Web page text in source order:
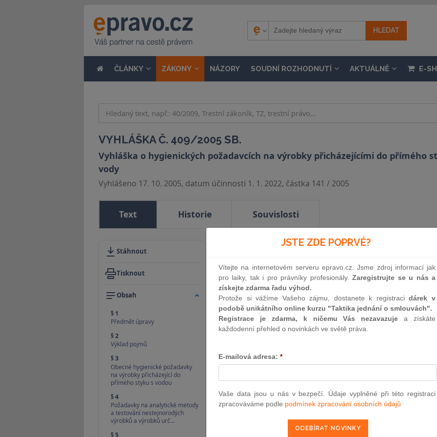
ČLÁNKY ZÁKONY NÁZORY SOUDNÍ ROZHODNUTÍ AKTUÁLNĚ E-
VYHLÁŠKA Č. 409/2005 SB.
Vyhláška o hygienických požadavcích na výrobky přicházejícími do přímého
vody
Vyhlášeno 17. 10. 2005, datum účinnosti 1. 1. 2022, částka 141 / 2005
Text Historie Souvislosti
Stáhnout
Tisknout
Obsah
§ 1
Předmět úpravy
§ 2
Výklad pojmů
§ 3
Obecné hygienické požadavky
na výrobky přicházející do
přímého styku s vodou
§ 4
Požadavky na analytické metody
a testování nestejnorodých
výrobků a výrobků urč…
§ 5
VYHLÁŠKA
ze dne 30. září 2005
o hygienických požadavcích na výrobky
§ 108
258/2000 Sb., o ochraně veřejného zdraví a o
zákona č. 320/
§ 5 odst. 1, 2,5 až 9
JSTE ZDE POPRVÉ?
Vítejte na internetovém serveru epravo.cz. Jsme zdroj informací jak
pro laiky, tak i pro právníky profesionály.Zaregistrujte se u nás a
získejte zdarma řadu výhod.
Protože si vážíme Vašeho zájmu, dostanete k registracidárek v
podobě unikátního online kurzu "Taktika jednání o smlouvách".
Registrace je zdarma, k ničemu Vás nezavazuje a získáte
každodenní přehled o novinkách ve světě práva.
E-mailová adresa: *
Vaše data jsou u nás v bezpečí. Údaje vyplněné při této registraci
zpracováváme podle podmínek zpracování osobních údajů